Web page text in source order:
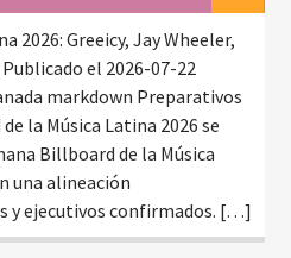
2026: Greeicy, Jay Wheeler,
el 2026-07-22
markdown Preparativos
la Música Latina 2026 se
Billboard de la Música
una alineación
y ejecutivos confirmados. […]